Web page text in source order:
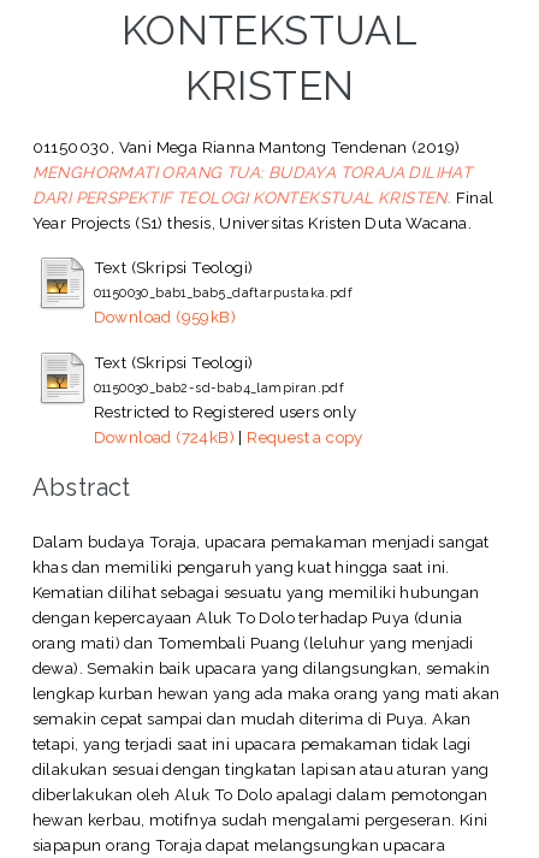
KONTEKSTUAL
KRISTEN
01150030, Vani Mega Rianna Mantong Tendenan (2019)
MENGHORMATI ORANG TUA: BUDAYA TORAJA DILIHAT
DARI PERSPEKTIF TEOLOGI KONTEKSTUAL KRISTEN. Final
Year Projects (S1) thesis, Universitas Kristen Duta Wacana.
Text (Skripsi Teologi)
01150030_bab1_bab5_daftarpustaka.pdf
Download (959kB)
Text (Skripsi Teologi)
01150030_bab2-sd-bab4_lampiran.pdf
Restricted to Registered users only
Download (724kB) | Request a copy
Abstract
Dalam budaya Toraja, upacara pemakaman menjadi sangat
khas dan memiliki pengaruh yang kuat hingga saat ini.
Kematian dilihat sebagai sesuatu yang memiliki hubungan
dengan kepercayaan Aluk To Dolo terhadap Puya (dunia
orang mati) dan Tomembali Puang (leluhur yang menjadi
dewa). Semakin baik upacara yang dilangsungkan, semakin
lengkap kurban hewan yang ada maka orang yang mati akan
semakin cepat sampai dan mudah diterima di Puya. Akan
tetapi, yang terjadi saat ini upacara pemakaman tidak lagi
dilakukan sesuai dengan tingkatan lapisan atau aturan yang
diberlakukan oleh Aluk To Dolo apalagi dalam pemotongan
hewan kerbau, motifnya sudah mengalami pergeseran. Kini
siapapun orang Toraja dapat melangsungkan upacara